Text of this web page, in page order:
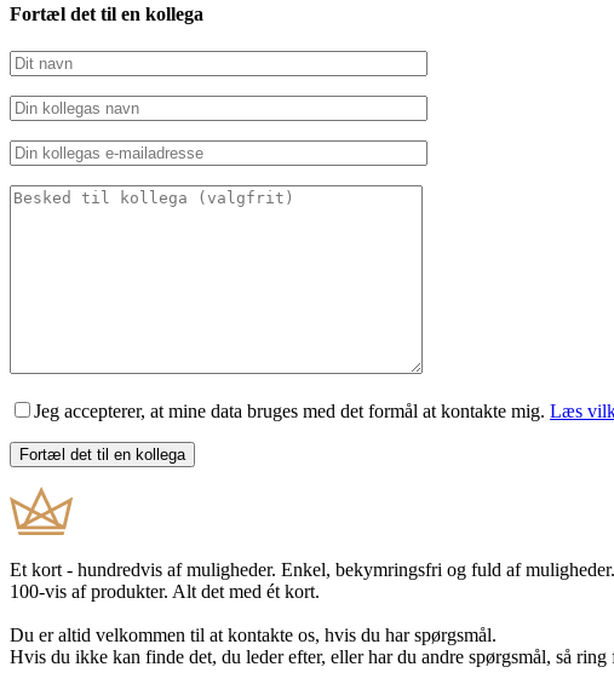
Fortæl det til en kollega
Jeg accepterer, at mine data bruges med det formål at kontakte mig. Læs
Et kort - hundredvis af muligheder. Enkel, bekymringsfri og fuld af
100-vis af produkter. Alt det med ét kort.
Du er altid velkommen til at kontakte os, hvis du har spørgsmål.
Hvis du ikke kan finde det, du leder efter, eller har du andre spørgsmål, så